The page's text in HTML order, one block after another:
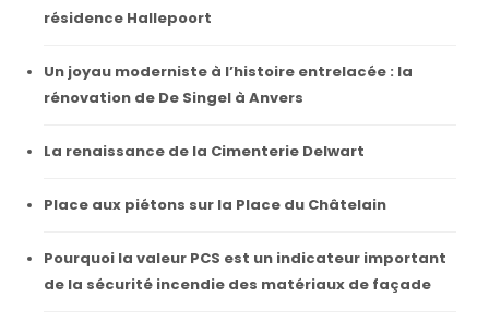
résidence Hallepoort
Un joyau moderniste à l’histoire entrelacée : la
rénovation de De Singel à Anvers
La renaissance de la Cimenterie Delwart
Place aux piétons sur la Place du Châtelain
Pourquoi la valeur PCS est un indicateur important
de la sécurité incendie des matériaux de façade